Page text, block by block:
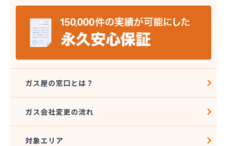
ョン
上原成商事株式会社 京都油槽所
上原成商事株式会社 国道伏見SS
上原成商事株式会社 市役所前SS
上原成商事株式会社 中央市場前SS
上原成商事株式会社 京都工場
全農京都LPガス福知山直売所
村上商事株式会社ガス本部
大阪ガスLPG株式会社京滋支社 お客さま窓口
ガス屋の窓口とは？
ガス会社変更の流れ
対象エリア